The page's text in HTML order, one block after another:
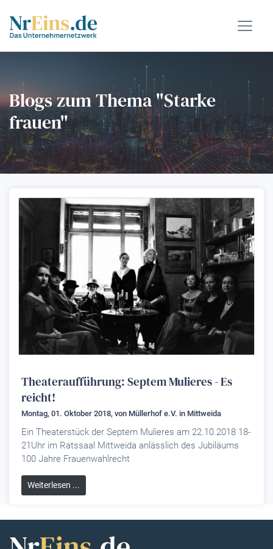
Blogs zum Thema "Starke
frauen"
Theateraufführung: Septem Mulieres - Es
reicht!
Montag, 01. Oktober 2018, von Müllerhof e.V. in Mittweida
Ein Theaterstück der Septem Mulieres am 22.10.2018 18-
21Uhr im Ratssaal Mittweida anlässlich des Jubiläums
100 Jahre Frauenwahlrecht
Weiterlesen ...